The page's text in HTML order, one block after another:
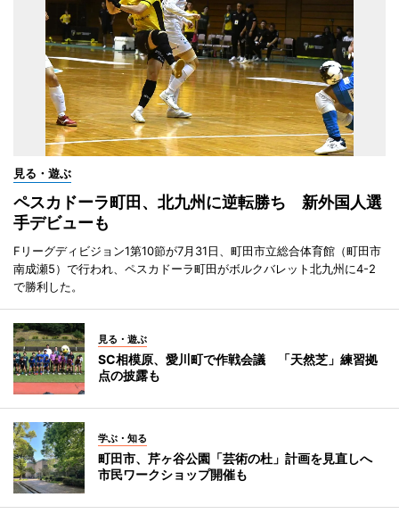
見る・遊ぶ
ペスカドーラ町田、北九州に逆転勝ち 新外国人選
手デビューも
Fリーグディビジョン1第10節が7月31日、町田市立総合体育館（町田市
南成瀬5）で行われ、ペスカドーラ町田がボルクバレット北九州に4-2
で勝利した。
見る・遊ぶ
SC相模原、愛川町で作戦会議 「天然芝」練習拠
点の披露も
学ぶ・知る
町田市、芹ヶ谷公園「芸術の杜」計画を見直しへ
市民ワークショップ開催も